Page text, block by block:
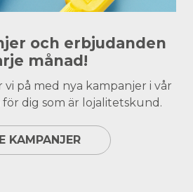
och erbjudanden
månad!
på med nya kampanjer i vår
för dig som är lojalitetskund.
KAMPANJER